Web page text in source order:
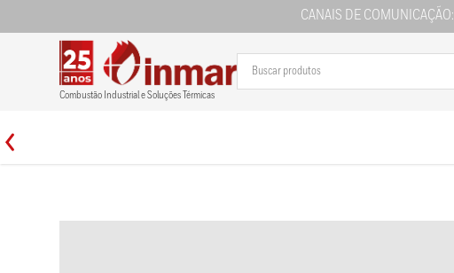
CANAIS DE COMUNICAÇÃO:
Combustão Industrial e Soluções Térmicas